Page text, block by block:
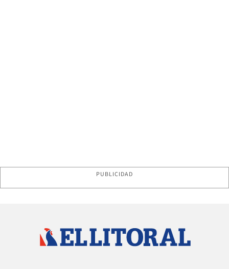
PUBLICIDAD